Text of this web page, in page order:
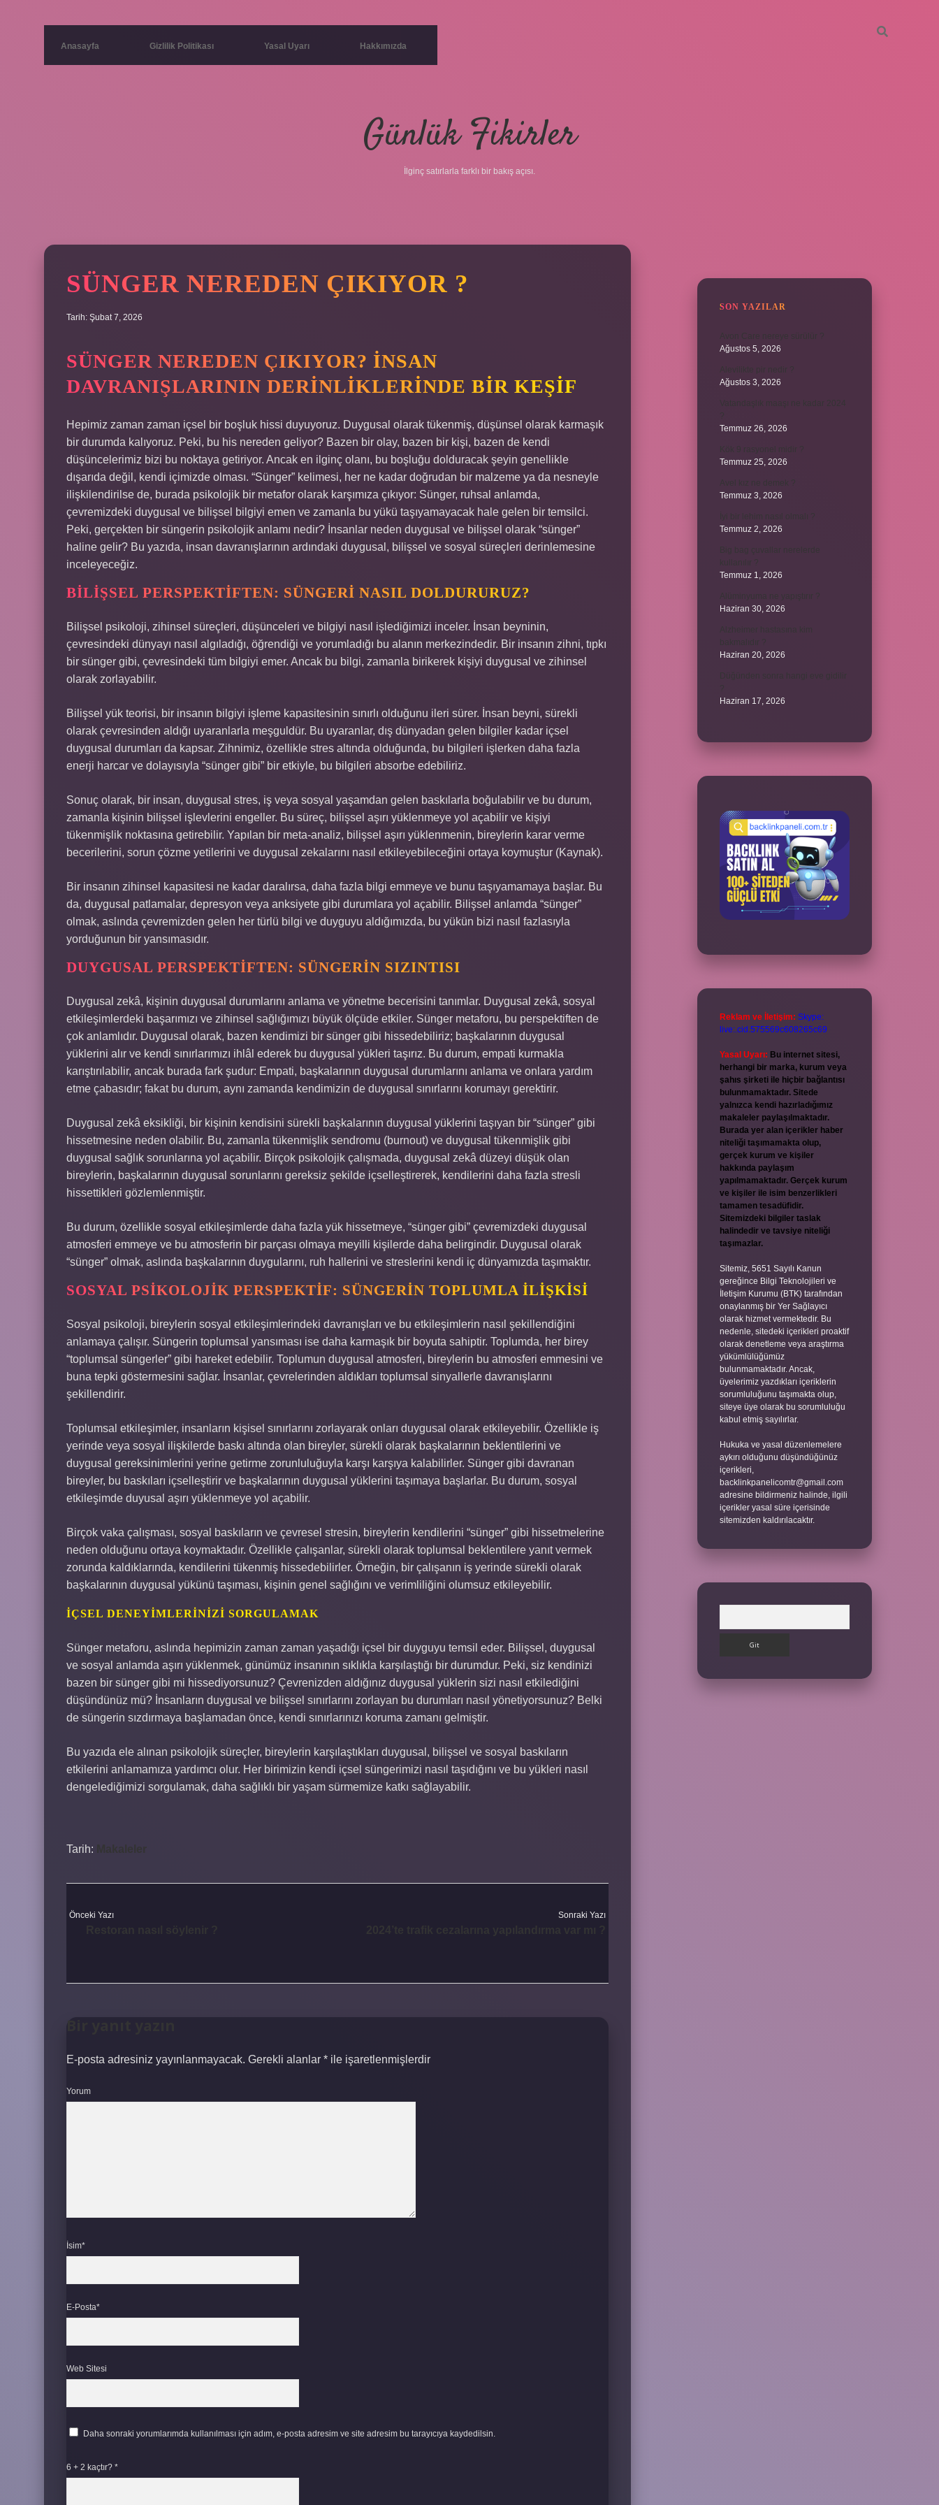
Anasayfa Gizlilik Politikası Yasal Uyarı Hakkımızda
Günlük Fikirler
İlginç satırlarla farklı bir bakış açısı.
SÜNGER NEREDEN ÇIKIYOR ?
Tarih: Şubat 7, 2026
SÜNGER NEREDEN ÇIKIYOR? İNSAN
DAVRANIŞLARININ DERINLIKLERINDE BIR KEŞIF
Hepimiz zaman zaman içsel bir boşluk hissi duyuyoruz. Duygusal olarak tükenmiş, düşünsel olarak karmaşık
bir durumda kalıyoruz. Peki, bu his nereden geliyor? Bazen bir olay, bazen bir kişi, bazen de kendi
düşüncelerimiz bizi bu noktaya getiriyor. Ancak en ilginç olanı, bu boşluğu dolduracak şeyin genellikle
dışarıda değil, kendi içimizde olması. “Sünger” kelimesi, her ne kadar doğrudan bir malzeme ya da nesneyle
ilişkilendirilse de, burada psikolojik bir metafor olarak karşımıza çıkıyor: Sünger, ruhsal anlamda,
çevremizdeki duygusal ve bilişsel bilgiyi emen ve zamanla bu yükü taşıyamayacak hale gelen bir temsilci.
Peki, gerçekten bir süngerin psikolojik anlamı nedir? İnsanlar neden duygusal ve bilişsel olarak “sünger”
haline gelir? Bu yazıda, insan davranışlarının ardındaki duygusal, bilişsel ve sosyal süreçleri derinlemesine
inceleyeceğiz.
BILIŞSEL PERSPEKTIFTEN: SÜNGERI NASIL DOLDURURUZ?
Bilişsel psikoloji, zihinsel süreçleri, düşünceleri ve bilgiyi nasıl işlediğimizi inceler. İnsan beyninin,
çevresindeki dünyayı nasıl algıladığı, öğrendiği ve yorumladığı bu alanın merkezindedir. Bir insanın zihni, tıpkı
bir sünger gibi, çevresindeki tüm bilgiyi emer. Ancak bu bilgi, zamanla birikerek kişiyi duygusal ve zihinsel
olarak zorlayabilir.
Bilişsel yük teorisi, bir insanın bilgiyi işleme kapasitesinin sınırlı olduğunu ileri sürer. İnsan beyni, sürekli
olarak çevresinden aldığı uyaranlarla meşguldür. Bu uyaranlar, dış dünyadan gelen bilgiler kadar içsel
duygusal durumları da kapsar. Zihnimiz, özellikle stres altında olduğunda, bu bilgileri işlerken daha fazla
enerji harcar ve dolayısıyla “sünger gibi” bir etkiyle, bu bilgileri absorbe edebiliriz.
Sonuç olarak, bir insan, duygusal stres, iş veya sosyal yaşamdan gelen baskılarla boğulabilir ve bu durum,
zamanla kişinin bilişsel işlevlerini engeller. Bu süreç, bilişsel aşırı yüklenmeye yol açabilir ve kişiyi
tükenmişlik noktasına getirebilir. Yapılan bir meta-analiz, bilişsel aşırı yüklenmenin, bireylerin karar verme
becerilerini, sorun çözme yetilerini ve duygusal zekalarını nasıl etkileyebileceğini ortaya koymuştur (Kaynak).
Bir insanın zihinsel kapasitesi ne kadar daralırsa, daha fazla bilgi emmeye ve bunu taşıyamamaya başlar. Bu
da, duygusal patlamalar, depresyon veya anksiyete gibi durumlara yol açabilir. Bilişsel anlamda “sünger”
olmak, aslında çevremizden gelen her türlü bilgi ve duyguyu aldığımızda, bu yükün bizi nasıl fazlasıyla
yorduğunun bir yansımasıdır.
DUYGUSAL PERSPEKTIFTEN: SÜNGERIN SIZINTISI
Duygusal zekâ, kişinin duygusal durumlarını anlama ve yönetme becerisini tanımlar. Duygusal zekâ, sosyal
etkileşimlerdeki başarımızı ve zihinsel sağlığımızı büyük ölçüde etkiler. Sünger metaforu, bu perspektiften de
çok anlamlıdır. Duygusal olarak, bazen kendimizi bir sünger gibi hissedebiliriz; başkalarının duygusal
yüklerini alır ve kendi sınırlarımızı ihlâl ederek bu duygusal yükleri taşırız. Bu durum, empati kurmakla
karıştırılabilir, ancak burada fark şudur: Empati, başkalarının duygusal durumlarını anlama ve onlara yardım
etme çabasıdır; fakat bu durum, aynı zamanda kendimizin de duygusal sınırlarını korumayı gerektirir.
Duygusal zekâ eksikliği, bir kişinin kendisini sürekli başkalarının duygusal yüklerini taşıyan bir “sünger” gibi
hissetmesine neden olabilir. Bu, zamanla tükenmişlik sendromu (burnout) ve duygusal tükenmişlik gibi
duygusal sağlık sorunlarına yol açabilir. Birçok psikolojik çalışmada, duygusal zekâ düzeyi düşük olan
bireylerin, başkalarının duygusal sorunlarını gereksiz şekilde içselleştirerek, kendilerini daha fazla stresli
hissettikleri gözlemlenmiştir.
Bu durum, özellikle sosyal etkileşimlerde daha fazla yük hissetmeye, “sünger gibi” çevremizdeki duygusal
atmosferi emmeye ve bu atmosferin bir parçası olmaya meyilli kişilerde daha belirgindir. Duygusal olarak
“sünger” olmak, aslında başkalarının duygularını, ruh hallerini ve streslerini kendi iç dünyamızda taşımaktır.
SOSYAL PSIKOLOJIK PERSPEKTIF: SÜNGERIN TOPLUMLA İLIŞKISI
Sosyal psikoloji, bireylerin sosyal etkileşimlerindeki davranışları ve bu etkileşimlerin nasıl şekillendiğini
anlamaya çalışır. Süngerin toplumsal yansıması ise daha karmaşık bir boyuta sahiptir. Toplumda, her birey
“toplumsal süngerler” gibi hareket edebilir. Toplumun duygusal atmosferi, bireylerin bu atmosferi emmesini ve
buna tepki göstermesini sağlar. İnsanlar, çevrelerinden aldıkları toplumsal sinyallerle davranışlarını
şekillendirir.
Toplumsal etkileşimler, insanların kişisel sınırlarını zorlayarak onları duygusal olarak etkileyebilir. Özellikle iş
yerinde veya sosyal ilişkilerde baskı altında olan bireyler, sürekli olarak başkalarının beklentilerini ve
duygusal gereksinimlerini yerine getirme zorunluluğuyla karşı karşıya kalabilirler. Sünger gibi davranan
bireyler, bu baskıları içselleştirir ve başkalarının duygusal yüklerini taşımaya başlarlar. Bu durum, sosyal
etkileşimde duyusal aşırı yüklenmeye yol açabilir.
Birçok vaka çalışması, sosyal baskıların ve çevresel stresin, bireylerin kendilerini “sünger” gibi hissetmelerine
neden olduğunu ortaya koymaktadır. Özellikle çalışanlar, sürekli olarak toplumsal beklentilere yanıt vermek
zorunda kaldıklarında, kendilerini tükenmiş hissedebilirler. Örneğin, bir çalışanın iş yerinde sürekli olarak
başkalarının duygusal yükünü taşıması, kişinin genel sağlığını ve verimliliğini olumsuz etkileyebilir.
İÇSEL DENEYIMLERINIZI SORGULAMAK
Sünger metaforu, aslında hepimizin zaman zaman yaşadığı içsel bir duyguyu temsil eder. Bilişsel, duygusal
ve sosyal anlamda aşırı yüklenmek, günümüz insanının sıklıkla karşılaştığı bir durumdur. Peki, siz kendinizi
bazen bir sünger gibi mi hissediyorsunuz? Çevrenizden aldığınız duygusal yüklerin sizi nasıl etkilediğini
düşündünüz mü? İnsanların duygusal ve bilişsel sınırlarını zorlayan bu durumları nasıl yönetiyorsunuz? Belki
de süngerin sızdırmaya başlamadan önce, kendi sınırlarınızı koruma zamanı gelmiştir.
Bu yazıda ele alınan psikolojik süreçler, bireylerin karşılaştıkları duygusal, bilişsel ve sosyal baskıların
etkilerini anlamamıza yardımcı olur. Her birimizin kendi içsel süngerimizi nasıl taşıdığını ve bu yükleri nasıl
dengelediğimizi sorgulamak, daha sağlıklı bir yaşam sürmemize katkı sağlayabilir.
Tarih: Makaleler
Önceki Yazı Sonraki Yazı
Bir yanıt yazın
E-posta adresiniz yayınlanmayacak. Gerekli alanlar * ile işaretlenmişlerdir
Yorum
İsim*
E-Posta*
Web Sitesi
Daha sonraki yorumlarımda kullanılması için adım, e-posta adresim ve site adresim bu tarayıcıya kaydedilsin.
6 + 2 kaçtır? *
SON YAZILAR
Ağustos 5, 2026
Ağustos 3, 2026
Temmuz 26, 2026
Temmuz 25, 2026
Temmuz 3, 2026
Temmuz 2, 2026
Temmuz 1, 2026
Haziran 30, 2026
Haziran 20, 2026
Haziran 17, 2026
Reklam ve İletişim: Skype:
live:.cid.575569c608265c69
Yasal Uyarı: Bu internet sitesi,
herhangi bir marka, kurum veya
şahıs şirketi ile hiçbir bağlantısı
bulunmamaktadır. Sitede
yalnızca kendi hazırladığımız
makaleler paylaşılmaktadır.
Burada yer alan içerikler haber
niteliği taşımamakta olup,
gerçek kurum ve kişiler
hakkında paylaşım
yapılmamaktadır. Gerçek kurum
ve kişiler ile isim benzerlikleri
tamamen tesadüfidir.
Sitemizdeki bilgiler taslak
halindedir ve tavsiye niteliği
taşımazlar.
Sitemiz, 5651 Sayılı Kanun
gereğince Bilgi Teknolojileri ve
İletişim Kurumu (BTK) tarafından
onaylanmış bir Yer Sağlayıcı
olarak hizmet vermektedir. Bu
nedenle, sitedeki içerikleri proaktif
olarak denetleme veya araştırma
yükümlülüğümüz
bulunmamaktadır. Ancak,
üyelerimiz yazdıkları içeriklerin
sorumluluğunu taşımakta olup,
siteye üye olarak bu sorumluluğu
kabul etmiş sayılırlar.
Hukuka ve yasal düzenlemelere
aykırı olduğunu düşündüğünüz
içerikleri,
backlinkpanelicomtr@gmail.com
adresine bildirmeniz halinde, ilgili
içerikler yasal süre içerisinde
sitemizden kaldırılacaktır.